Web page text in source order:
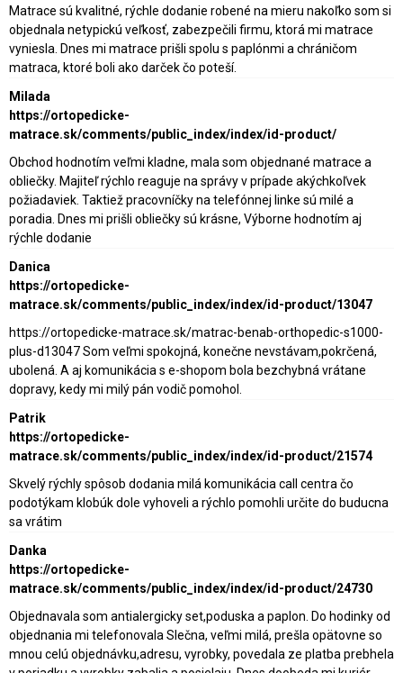
Matrace sú kvalitné, rýchle dodanie robené na mieru nakoľko som si
objednala netypickú veľkosť, zabezpečili firmu, ktorá mi matrace
vyniesla. Dnes mi matrace prišli spolu s paplónmi a chráničom
matraca, ktoré boli ako darček čo poteší.
Milada
https://ortopedicke-
matrace.sk/comments/public_index/index/id-product/
Obchod hodnotím veľmi kladne, mala som objednané matrace a
obliečky. Majiteľ rýchlo reaguje na správy v prípade akýchkoľvek
požiadaviek. Taktiež pracovníčky na telefónnej linke sú milé a
poradia. Dnes mi prišli obliečky sú krásne, Výborne hodnotím aj
rýchle dodanie
Danica
https://ortopedicke-
matrace.sk/comments/public_index/index/id-product/13047
https://ortopedicke-matrace.sk/matrac-benab-orthopedic-s1000-
plus-d13047 Som veľmi spokojná, konečne nevstávam,pokrčená,
ubolená. A aj komunikácia s e-shopom bola bezchybná vrátane
dopravy, kedy mi milý pán vodič pomohol.
Patrik
https://ortopedicke-
matrace.sk/comments/public_index/index/id-product/21574
Skvelý rýchly spôsob dodania milá komunikácia call centra čo
podotýkam klobúk dole vyhoveli a rýchlo pomohli určite do buducna
sa vrátim
Danka
https://ortopedicke-
matrace.sk/comments/public_index/index/id-product/24730
Objednavala som antialergicky set,poduska a paplon. Do hodinky od
objednania mi telefonovala Slečna, veľmi milá, prešla opätovne so
mnou celú objednávku,adresu, vyrobky, povedala ze platba prebhela